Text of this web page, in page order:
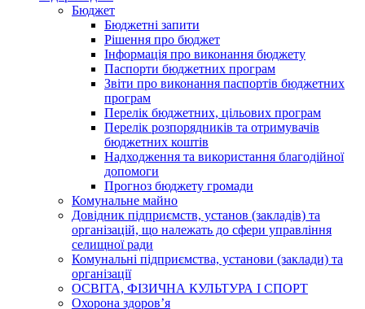
Бюджет
Бюджетні запити
Рішення про бюджет
Інформація про виконання бюджету
Паспорти бюджетних програм
Звіти про виконання паспортів бюджетних
програм
Перелік бюджетних, цільових програм
Перелік розпорядників та отримувачів
бюджетних коштів
Надходження та використання благодійної
допомоги
Прогноз бюджету громади
Комунальне майно
Довідник підприємств, установ (закладів) та
організацій, що належать до сфери управління
селищної ради
Комунальні підприємства, установи (заклади) та
організації
ОСВІТА, ФІЗИЧНА КУЛЬТУРА І СПОРТ
Охорона здоров’я